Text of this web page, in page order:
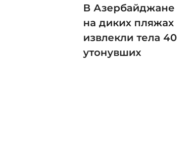
В Азербайджане
на диких пляжах
извлекли тела 40
утонувших